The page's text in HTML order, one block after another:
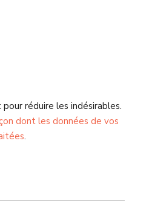
réduire les indésirables.
dont les données de vos
.